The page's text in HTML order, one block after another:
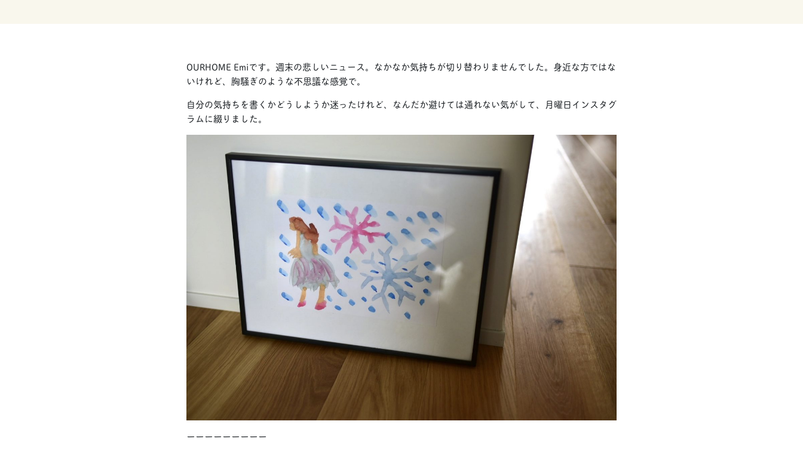
OURHOME Emiです。週末の悲しいニュース。なかなか気持ちが切り替わりませんでした。身近な方ではな
いけれど、胸騒ぎのような不思議な感覚で。
自分の気持ちを書くかどうしようか迷ったけれど、なんだか避けては通れない気がして、月曜日インスタグ
ラムに綴りました。
ーーーーーーーーー